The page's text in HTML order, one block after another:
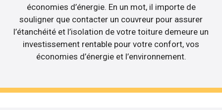
économies d’énergie. En un mot, il importe de
souligner que contacter un couvreur pour assurer
l’étanchéité et l’isolation de votre toiture demeure un
investissement rentable pour votre confort, vos
économies d’énergie et l’environnement.